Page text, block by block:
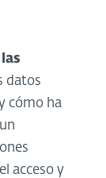
datos
cómo ha
acceso y